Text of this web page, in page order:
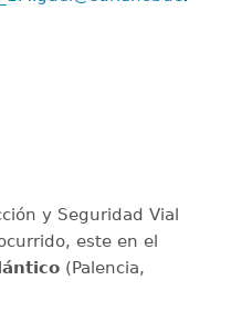
y Seguridad Vial
este en el
(Palencia,